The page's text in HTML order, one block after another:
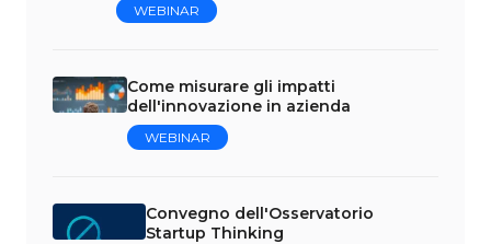
WEBINAR
Come misurare gli impatti
dell'innovazione in azienda
WEBINAR
Convegno dell'Osservatorio
Startup Thinking